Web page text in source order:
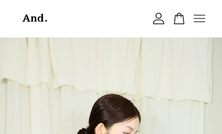
您的購物車目前還是空的。